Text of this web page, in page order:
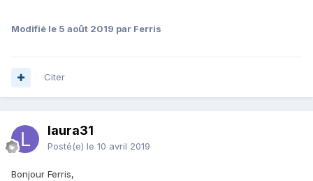
Modifié le 5 août 2019 par Ferris
Citer
laura31
Posté(e) le 10 avril 2019
Bonjour Ferris,